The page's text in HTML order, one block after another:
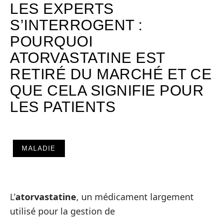
LES EXPERTS
S’INTERROGENT :
POURQUOI
ATORVASTATINE EST
RETIRÉ DU MARCHÉ ET CE
QUE CELA SIGNIFIE POUR
LES PATIENTS
MALADIE
L’atorvastatine, un médicament largement
utilisé pour la gestion de